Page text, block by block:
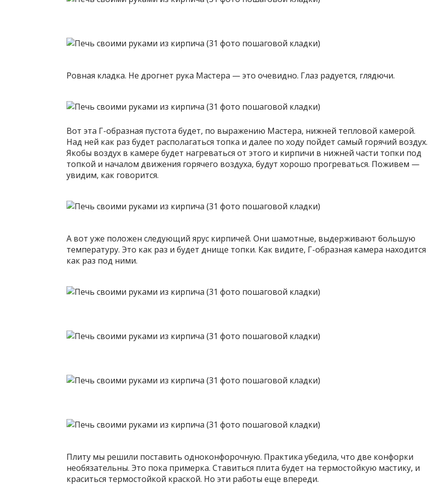
Ровная кладка. Не дрогнет рука Мастера — это очевидно. Глаз радуется, глядючи.
Вот эта Г-образная пустота будет, по выражению Мастера, нижней тепловой камерой.
Над ней как раз будет располагаться топка и далее по ходу пойдет самый горячий воздух.
Якобы воздух в камере будет нагреваться от этого и кирпичи в нижней части топки под
топкой и началом движения горячего воздуха, будут хорошо прогреваться. Поживем —
увидим, как говорится.
А вот уже положен следующий ярус кирпичей. Они шамотные, выдерживают большую
температуру. Это как раз и будет днище топки. Как видите, Г-образная камера находится
как раз под ними.
Плиту мы решили поставить одноконфорочную. Практика убедила, что две конфорки
необязательны. Это пока примерка. Ставиться плита будет на термостойкую мастику, и
краситься термостойкой краской. Но эти работы еще впереди.